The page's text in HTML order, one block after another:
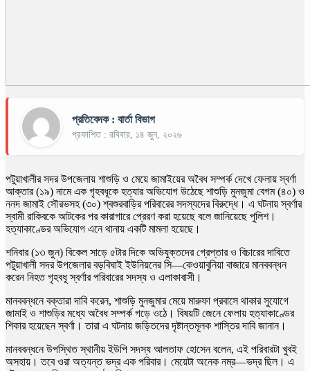
প্রতিবেদক : বার্তা বিভাগ
প্রকাশিত : রবিবার, ১৪ জুন, ২০২৬
পটুয়াখালীর সদর উপজেলায় শাশুড়ি ও মেয়ে জামাইয়ের অবৈধ সম্পর্ক দেখে ফেলায় স্বর্ণা
আক্তার (১৯) নামে এক গৃহবধূকে হত্যার অভিযোগ উঠেছে শাশুড়ি মুনজুমা বেগম (৪০) ও
ননদ জামাই সৌরভসহ (৩০) শ্বশুরবাড়ির পরিবারের সদস্যদের বিরুদ্ধে। এ ঘটনায় স্বর্ণার
স্বামী রাকিবকে আটকের পর কারাগারে প্রেরণ করা হয়েছে বলে জানিয়েছে পুলিশ।
হত্যাকাণ্ডের অভিযোগ এনে থানায় একটি মামলা হয়েছে।
শনিবার (১৩ জুন) বিকেল সাড়ে ৫টার দিকে অভিযুক্তদের গ্রেপ্তার ও বিচারের দাবিতে
পটুয়াখালী সদর উপজেলার বড়বিঘাই ইউনিয়নের সি—কেওয়াবুনিয়া বাজারে মানববন্ধন
করেন নিহত গৃহবধূ স্বর্ণার পরিবারের সদস্য ও এলাকাবাসী।
মানববন্ধনে বক্তারা দাবি করেন, শাশুড়ি মুনজুমার মেয়ে মারুফা প্রবাসে থাকার সুযোগে
জামাই ও শাশুড়ির মধ্যে অবৈধ সম্পর্ক গড়ে ওঠে। বিষয়টি জেনে ফেলায় হত্যাকাণ্ডের
শিকার হয়েছেন স্বর্ণা। তারা এ ঘটনায় জড়িতদের দৃষ্টান্তমূলক শাস্তির দাবি জানান।
মানববন্ধনে উপস্থিত স্থানীয় ইউপি সদস্য আলতাফ হোসেন বলেন, এই পরিবারটা খুবই
অসহায়। তবে ওরা অত্যন্ত ভদ্র এক পরিবার। মেয়েটা অনেক নম্র—ভদ্র ছিল। এ